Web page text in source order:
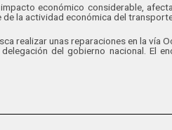
económico considerable,
la actividad económica del
realizar unas reparaciones en la vía
del gobierno nacional. El